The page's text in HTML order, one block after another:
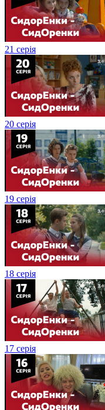
21 серія
20 серія
19 серія
18 серія
17 серія